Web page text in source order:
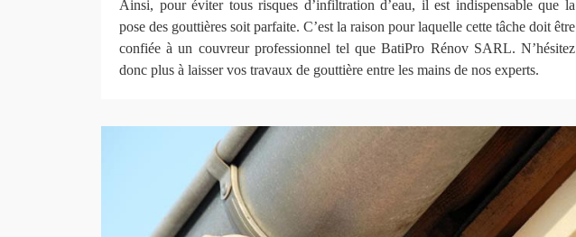
Ainsi, pour éviter tous risques d’infiltration d’eau, il est indispensable que la
pose des gouttières soit parfaite. C’est la raison pour laquelle cette tâche doit être
confiée à un couvreur professionnel tel que BatiPro Rénov SARL. N’hésitez
donc plus à laisser vos travaux de gouttière entre les mains de nos experts.